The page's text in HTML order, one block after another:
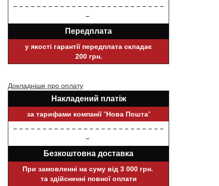
− − − − − − − − − − − − − − − − − − − − − − − − − −
−
Передплата
у якості гарантії передплата складає
200 грн.
Докладніше про оплату
Накладений платіж
за тарифами компанії"Нова Пошта"
− − − − − − − − − − − − − − − − − − − − − − − − − −
−
Безкоштовна доставка
При замовленні на суму від 3 000 грн.
та здійсненні повної оплати